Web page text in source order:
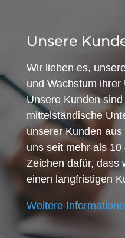
Unsere
Wir lieben es,
und Wachstum
Unsere Kunden
mittelständische
unserer Kunden
uns seit mehr als
Zeichen dafür, dass
einen langfristigen
Weitere